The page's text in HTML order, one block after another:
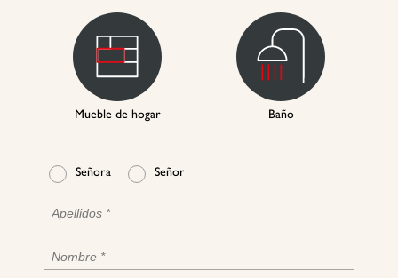
Mueble de hogar Baño
Señora Señor